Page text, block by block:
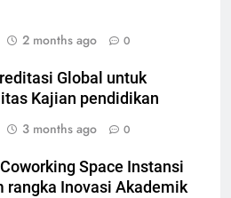
2 months ago 0
Global untuk
Kajian pendidikan
3 months ago 0
Space Instansi
rangka Inovasi Akademik